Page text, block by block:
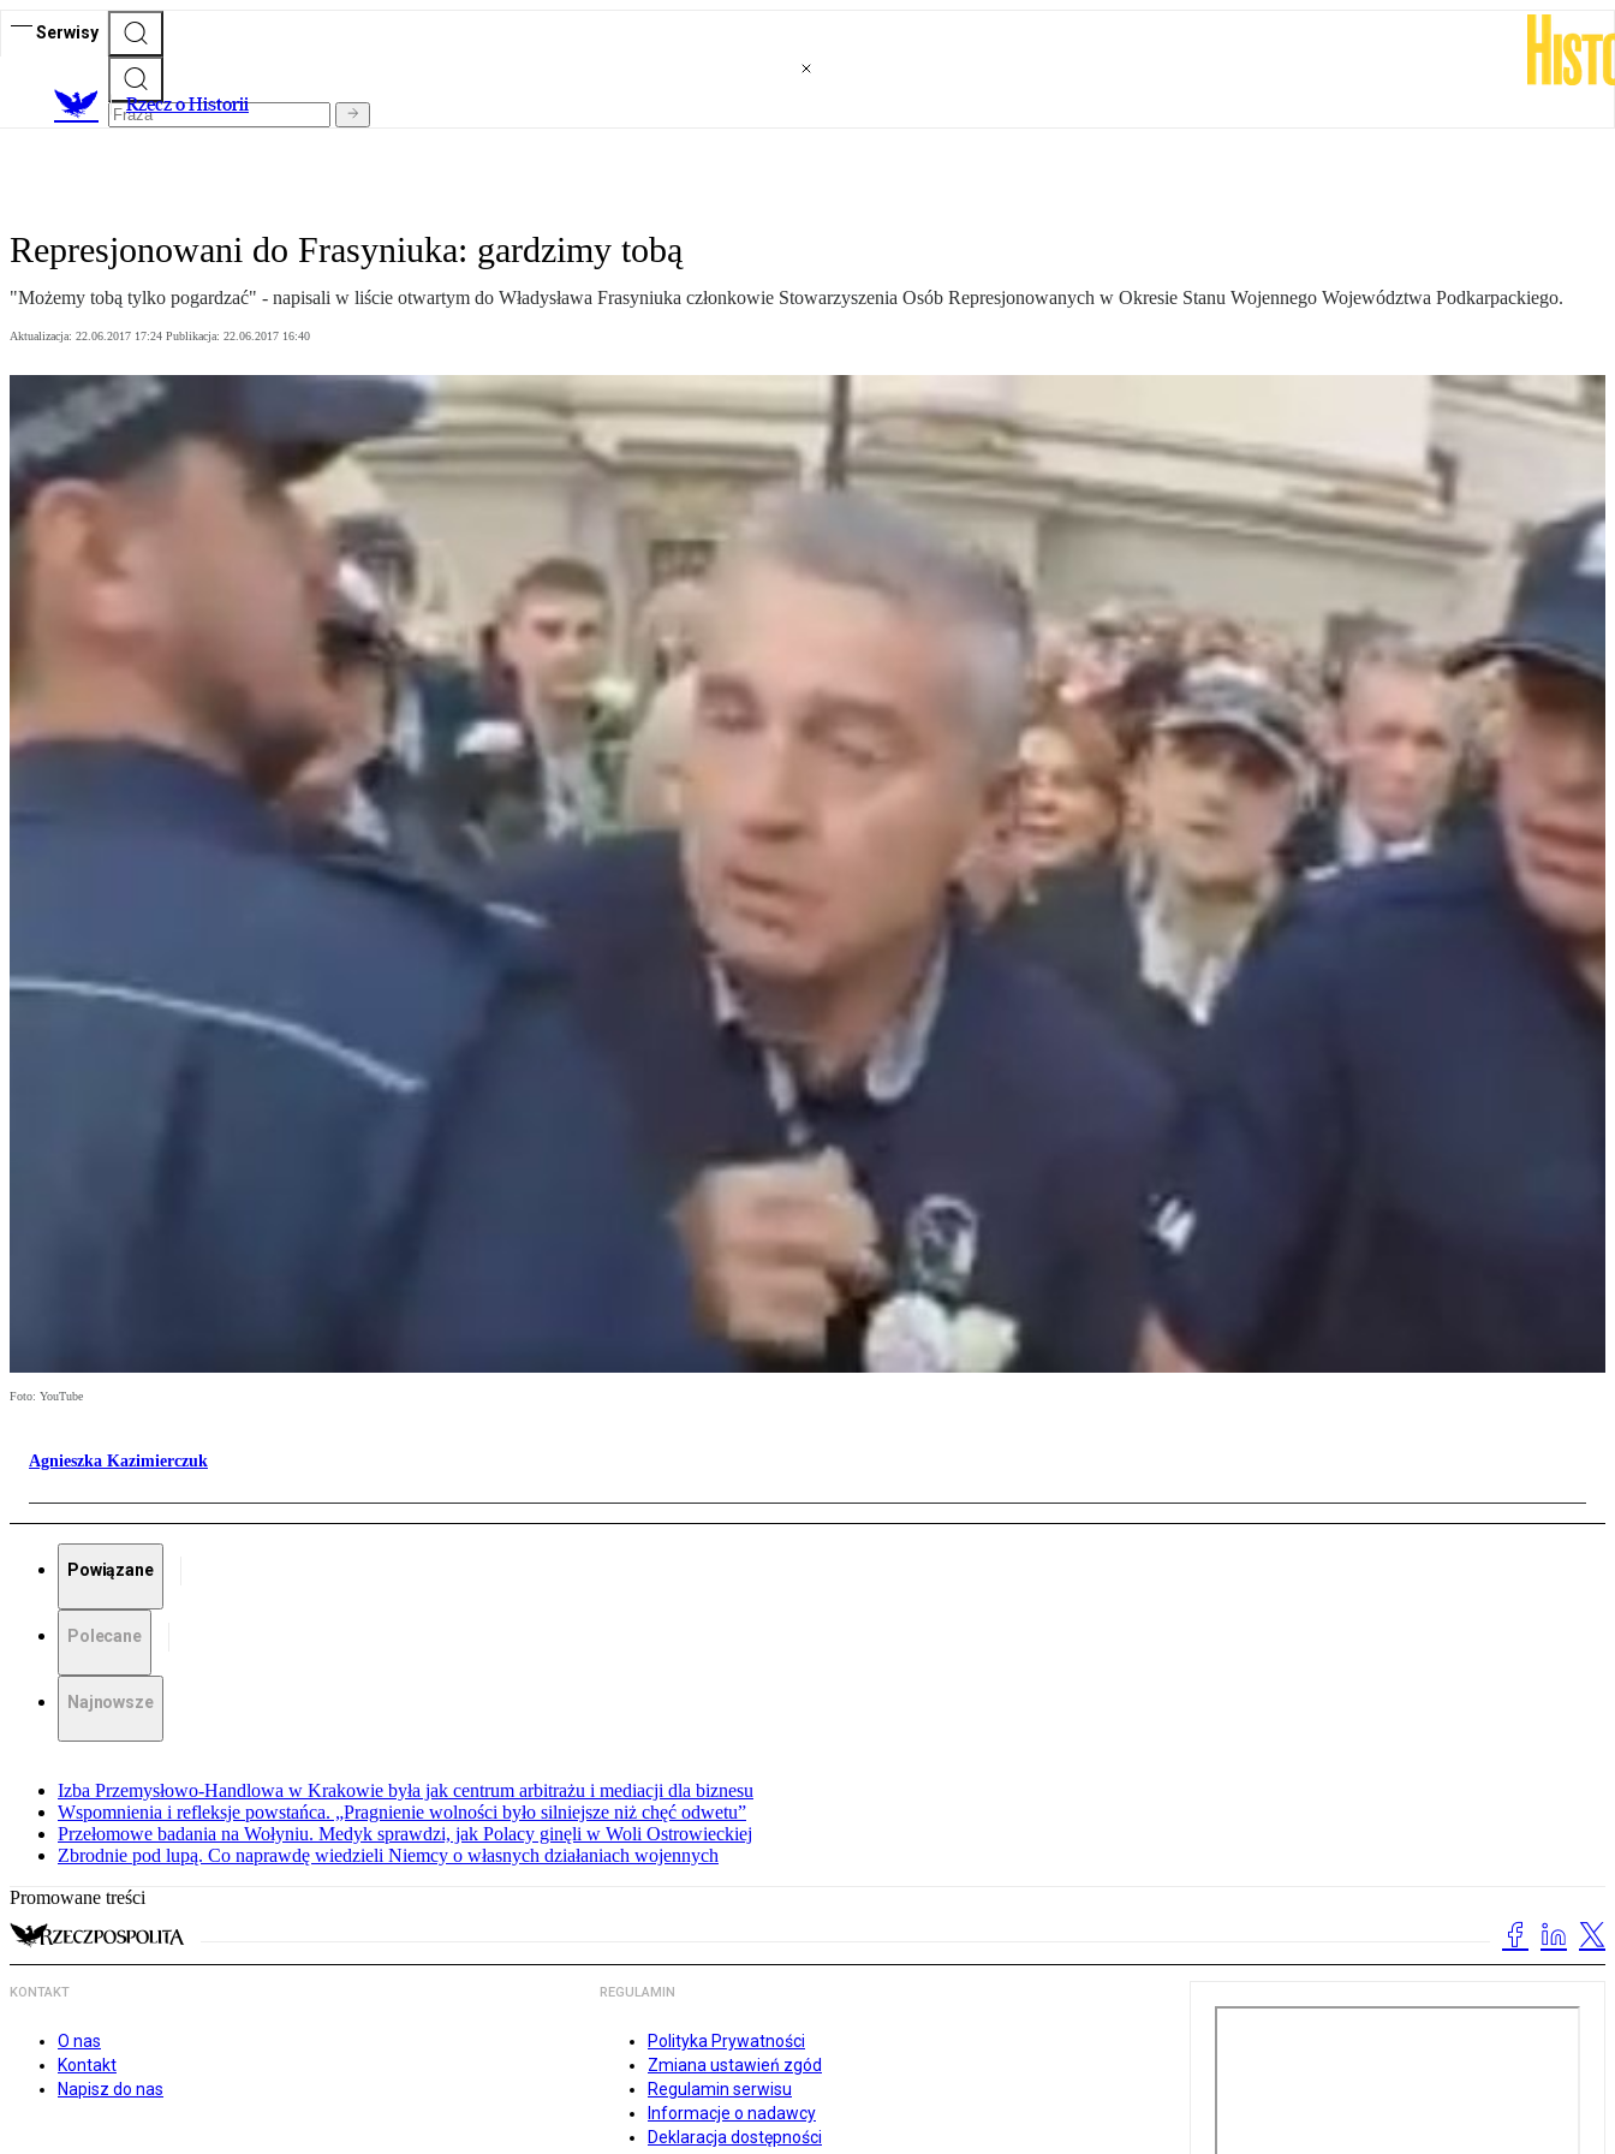
Serwisy
Rzecz o Historii
Represjonowani do Frasyniuka: gardzimy tobą
"Możemy tobą tylko pogardzać" - napisali w liście otwartym do Władysława Frasyniuka członkowie Stowarzyszenia Osób Represjonowanych w Okresie Stanu Wojennego Województwa Podkarpackiego.
Aktualizacja: 22.06.2017 17:24 Publikacja: 22.06.2017 16:40
Foto: YouTube
Agnieszka Kazimierczuk
Powiązane
Polecane
Najnowsze
Izba Przemysłowo-Handlowa w Krakowie była jak centrum arbitrażu i mediacji dla biznesu
Wspomnienia i refleksje powstańca. „Pragnienie wolności było silniejsze niż chęć odwetu”
Przełomowe badania na Wołyniu. Medyk sprawdzi, jak Polacy ginęli w Woli Ostrowieckiej
Zbrodnie pod lupą. Co naprawdę wiedzieli Niemcy o własnych działaniach wojennych
Promowane treści
KONTAKT
O nas
Kontakt
Napisz do nas
REGULAMIN
Polityka Prywatności
Zmiana ustawień zgód
Regulamin serwisu
Informacje o nadawcy
Deklaracja dostępności